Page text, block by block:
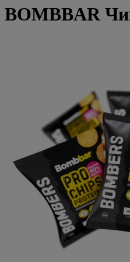
BOMBBAR